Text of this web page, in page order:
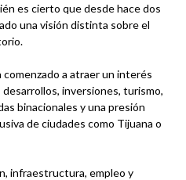
es cierto que desde hace dos
una visión distinta sobre el
a atraer un interés
inversiones, turismo,
binacionales y una presión
de ciudades como Tijuana o
infraestructura, empleo y